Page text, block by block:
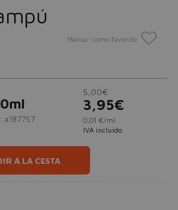
Marcar como favorito
#187757
5,00€
3,95€
0,01 €/ml
IVA incluido
A LA CESTA